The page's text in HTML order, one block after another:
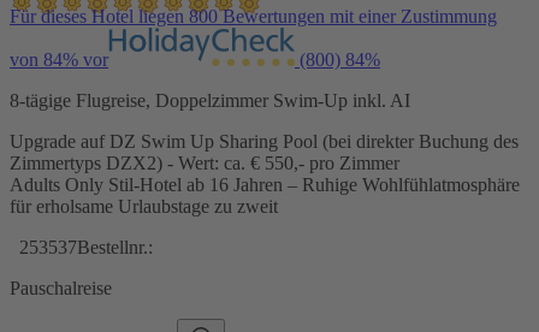
Für dieses Hotel liegen 800 Bewertungen mit einer Zustimmung
von 84% vor (800) 84%
8-tägige Flugreise, Doppelzimmer Swim-Up inkl. AI
Upgrade auf DZ Swim Up Sharing Pool (bei direkter Buchung des
Zimmertyps DZX2) - Wert: ca. € 550,- pro Zimmer
Adults Only Stil-Hotel ab 16 Jahren – Ruhige Wohlfühlatmosphäre
für erholsame Urlaubstage zu zweit
253537Bestellnr.:
Pauschalreise